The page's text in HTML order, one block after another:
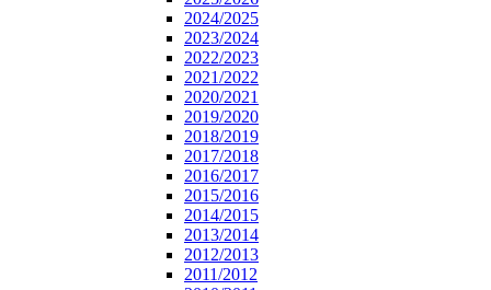
2024/2025
2023/2024
2022/2023
2021/2022
2020/2021
2019/2020
2018/2019
2017/2018
2016/2017
2015/2016
2014/2015
2013/2014
2012/2013
2011/2012